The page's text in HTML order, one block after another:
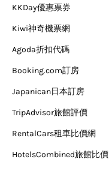
KKDay優惠票券
Kiwi神奇機票網
Agoda折扣代碼
Booking.com訂房
Japanican日本訂房
TripAdvisor旅館評價
RentalCars租車比價網
HotelsCombined旅館比價